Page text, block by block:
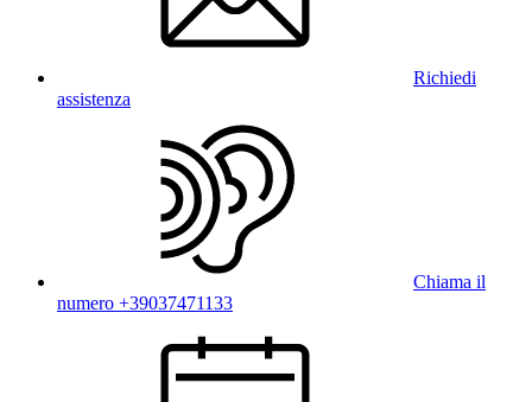
Richiedi
assistenza
Chiama il
numero +39037471133